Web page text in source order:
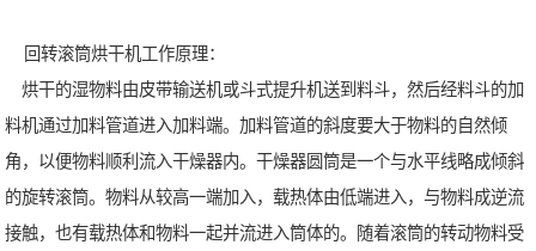
回转滚筒烘干机工作原理：
烘干的湿物料由皮带输送机或斗式提升机送到料斗，然后经料斗的加
料机通过加料管道进入加料端。加料管道的斜度要大于物料的自然倾
角，以便物料顺利流入干燥器内。干燥器圆筒是一个与水平线略成倾斜
的旋转滚筒。物料从较高一端加入，载热体由低端进入，与物料成逆流
接触，也有载热体和物料一起并流进入筒体的。随着滚筒的转动物料受